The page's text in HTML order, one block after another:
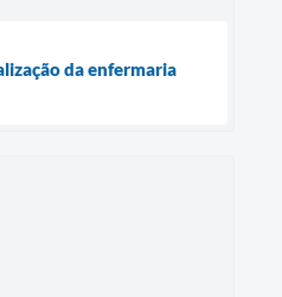
da enfermaria